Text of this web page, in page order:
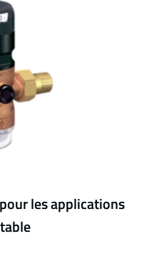
les applications